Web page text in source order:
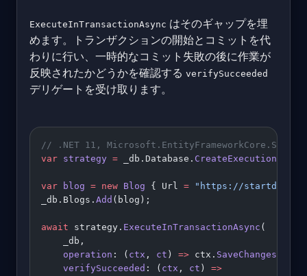
ExecuteInTransactionAsync はそのギャップを埋
めます。トランザクションの開始とコミットを代
わりに行い、一時的なコミット失敗の後に作業が
反映されたかどうかを確認する verifySucceeded
デリゲートを受け取ります。
// .NET 11,
var strategy = _db.Database.
var blog = new Blog { Url = "https://
_db.Blogs. Add (blog);
await strategy. ExecuteInTransactionAsync (
    _db,
    operation
: ( ctx , ct ) => ctx. SaveChangesAsync
    verifySucceeded
: ( ctx , ct ) =>